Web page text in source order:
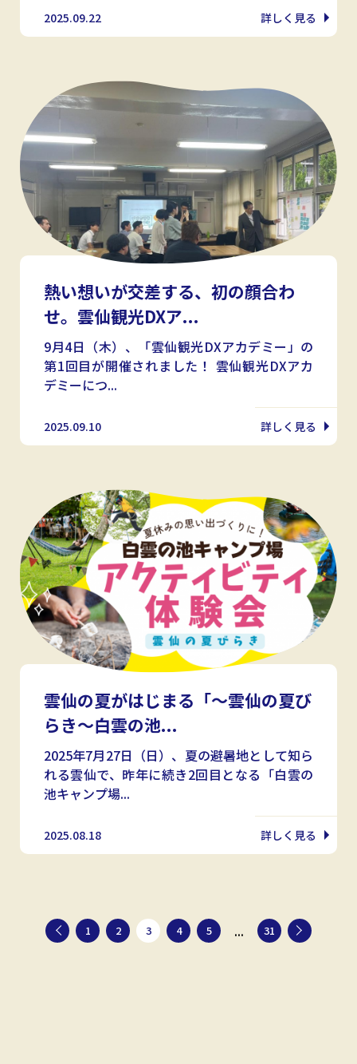
2025.09.22 詳しく見る
熱い想いが交差する、初の顔合わ
せ。雲仙観光DXア...
9月4日（木）、「雲仙観光DXアカデミー」の
第1回目が開催されました！ 雲仙観光DXアカ
デミーにつ...
2025.09.10 詳しく見る
雲仙の夏がはじまる「～雲仙の夏び
らき～白雲の池...
2025年7月27日（日）、夏の避暑地として知ら
れる雲仙で、昨年に続き2回目となる「白雲の
池キャンプ場...
2025.08.18 詳しく見る
1 2 3 4 5 ... 31